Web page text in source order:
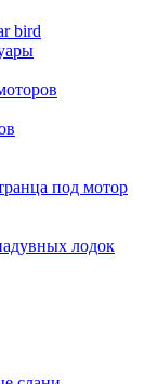
bird
под мотор
лодок